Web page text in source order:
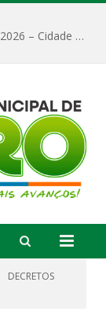
EDITAL DE CHAMAMENTO PÚBLICO Nº 01/2026 – Cidade de Faro
DECRETOS